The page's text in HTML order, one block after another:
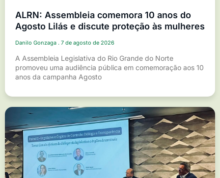
ALRN: Assembleia comemora 10 anos do
Agosto Lilás e discute proteção às mulheres
Danilo Gonzaga 7 de agosto de 2026
A Assembleia Legislativa do Rio Grande do Norte
promoveu uma audiência pública em comemoração aos 10
anos da campanha Agosto